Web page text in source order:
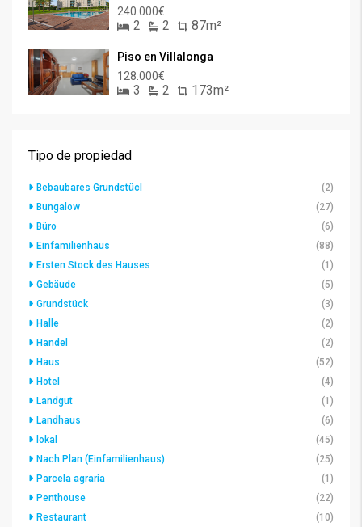
240.000€
2 2 87m²
Piso en Villalonga
128.000€
3 2 173m²
Tipo de propiedad
Bebaubares Grundstücl
(2)
Bungalow
(27)
Büro
(6)
Einfamilienhaus
(88)
Ersten Stock des Hauses
(1)
Gebäude
(5)
Grundstück
(3)
Halle
(2)
Handel
(2)
Haus
(52)
Hotel
(4)
Landgut
(1)
Landhaus
(6)
lokal
(45)
Nach Plan (Einfamilienhaus)
(25)
Parcela agraria
(1)
Penthouse
(22)
Restaurant
(10)